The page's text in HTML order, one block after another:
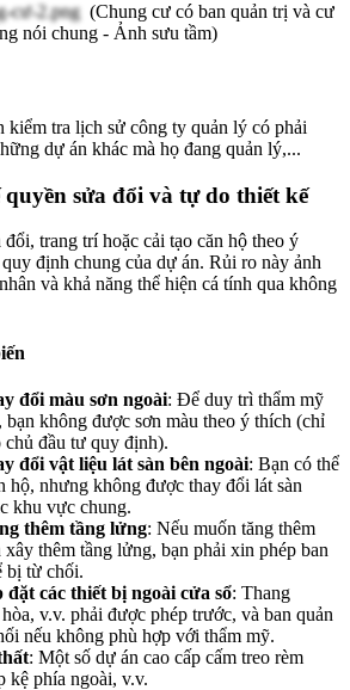
(Chung cư có ban quản trị và cư
nói chung - Ảnh sưu tầm)
kiểm tra lịch sử công ty quản lý có phải
dự án khác mà họ đang quản lý,...
sửa đổi và tự do thiết kế
trang trí hoặc cải tạo căn hộ theo ý
định chung của dự án. Rủi ro này ảnh
và khả năng thể hiện cá tính qua không
đổi màu sơn ngoài: Để duy trì thẩm mỹ
bạn không được sơn màu theo ý thích (chỉ
chủ đầu tư quy định).
đổi vật liệu lát sàn bên ngoài: Bạn có thể
hộ, nhưng không được thay đổi lát sàn
khu vực chung.
thêm tầng lửng: Nếu muốn tăng thêm
xây thêm tầng lửng, bạn phải xin phép ban
bị từ chối.
các thiết bị ngoài cửa sổ: Thang
v.v. phải được phép trước, và ban quản
nếu không phù hợp với thẩm mỹ.
: Một số dự án cao cấp cấm treo rèm
kệ phía ngoài, v.v.